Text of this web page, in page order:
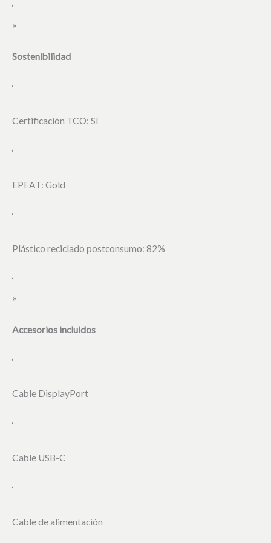
‘
»
Sostenibilidad
‘
Certificación TCO: Sí
‘
EPEAT: Gold
‘
Plástico reciclado postconsumo: 82%
‘
»
Accesorios incluidos
‘
Cable DisplayPort
‘
Cable USB-C
‘
Cable de alimentación